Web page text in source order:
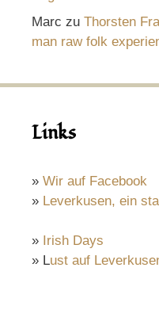
Marc zu Thorsten
man raw folk
Links
» Wir auf Facebook
» Leverkusen, ein
» Irish Days
» Lust auf